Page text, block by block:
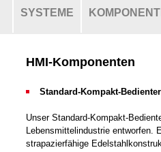
SYSTEME
HMI-Komponenten
Standard-Kompakt-
Unser Standard-Kompakt-
Lebensmittelindustrie entworfen.
strapazierfähige